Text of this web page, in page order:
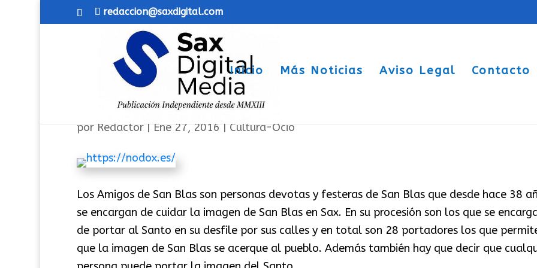
redaccion@saxdigital.com
Inicio Más Noticias Aviso Legal Contacto
Los amigos de San Blas 38 años
porRedactor|Ene 27, 2016|Cultura-Ocio
Los Amigos de San Blas son personas devotas y festeras de San Blas que desde hace 38
se encargan de cuidar la imagen de San Blas en Sax. En su procesión son los que se
de portar al Santo en su desfile por sus calles y en total son 28 portadores los que
que la imagen de San Blas se acerque al pueblo. Además también hay que decir que